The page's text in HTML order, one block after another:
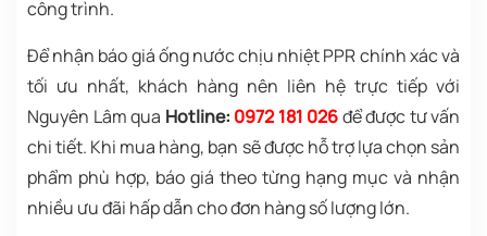
công trình.
Để nhận báo giá ống nước chịu nhiệt PPR chính xác và
tối ưu nhất, khách hàng nên liên hệ trực tiếp với
Nguyên Lâm qua Hotline: 0972 181 026để được tư vấn
chi tiết. Khi mua hàng, bạn sẽ được hỗ trợ lựa chọn sản
phẩm phù hợp, báo giá theo từng hạng mục và nhận
nhiều ưu đãi hấp dẫn cho đơn hàng số lượng lớn.